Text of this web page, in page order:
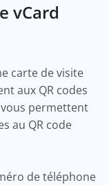
vCard
carte de visite
aux QR codes
vous permettent
au QR code
de téléphone